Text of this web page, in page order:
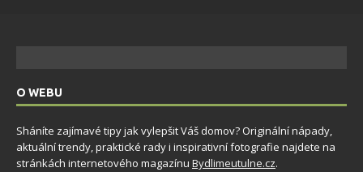
O WEBU
Sháníte zajímavé tipy jak vylepšit Váš domov? Originální nápady,
aktuální trendy, praktické rady i inspirativní fotografie najdete na
stránkách internetového magazínu Bydlimeutulne.cz.